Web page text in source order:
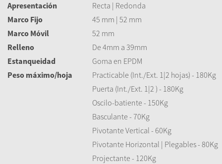
Apresentación
Recta | Redonda
Marco Fijo
45 mm | 52 mm
Marco Móvil
52 mm
Relleno
De 4mm a 39mm
Estanqueidad
Goma en EPDM
Peso máximo/hoja
Practicable (Int./Ext. 1|2 hojas) - 180Kg
Puerta (Int./Ext. 1|2 ) - 180Kg
Oscilo-batiente - 150Kg
Basculante - 70Kg
Pivotante Vertical - 60Kg
Pivotante Horizontal | Plegables - 80Kg
Projectante - 120Kg